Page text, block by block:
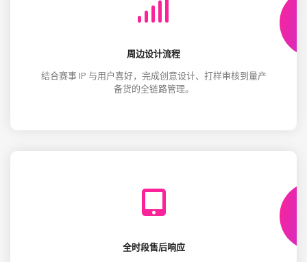
周边设计流程
结合赛事 IP 与用户喜好，完成创意设计、打样审核到量产
备货的全链路管理。
全时段售后响应